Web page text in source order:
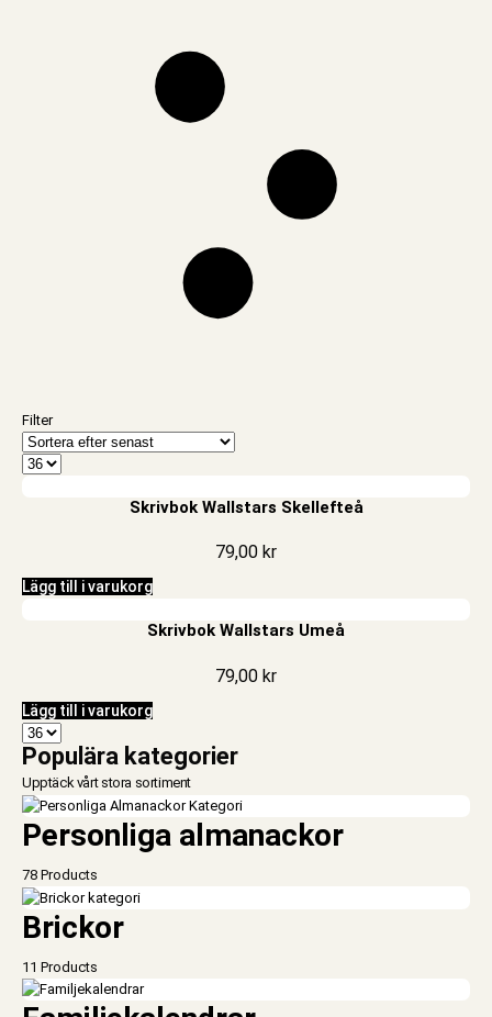
Filter
Skrivbok Wallstars Skellefteå
79,00 kr
Lägg till i varukorg
Skrivbok Wallstars Umeå
79,00 kr
Lägg till i varukorg
Populära kategorier
Upptäck vårt stora sortiment
Personliga almanackor
78 Products
Brickor
11 Products